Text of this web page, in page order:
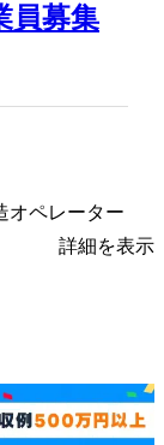
員募集
オペレーター
詳細を表示